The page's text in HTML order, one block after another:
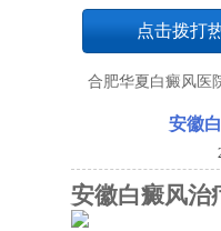
点击拨打
合肥华夏白癜风医
安徽
安徽白癜风治